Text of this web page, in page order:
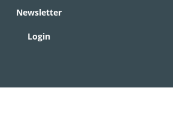
Newsletter
Login